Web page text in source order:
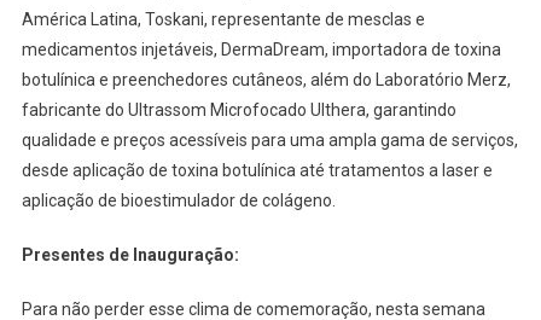
América Latina, Toskani, representante de mesclas e
medicamentos injetáveis, DermaDream, importadora de toxina
botulínica e preenchedores cutâneos, além do Laboratório Merz,
fabricante do Ultrassom Microfocado Ulthera, garantindo
qualidade e preços acessíveis para uma ampla gama de serviços,
desde aplicação de toxina botulínica até tratamentos a laser e
aplicação de bioestimulador de colágeno.
Presentes de Inauguração:
Para não perder esse clima de comemoração, nesta semana